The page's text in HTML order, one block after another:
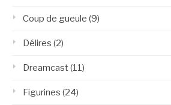
Coup de gueule (9)
Délires (2)
Dreamcast(11)
Figurines (24)